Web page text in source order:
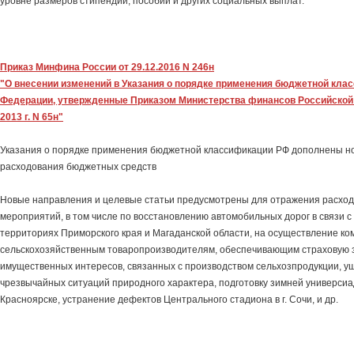
Приказ Минфина России от 29.12.2016 N 246н
"О внесении изменений в Указания о порядке применения бюджетной
Федерации, утвержденные Приказом Министерства финансов
2013 г. N 65н"
Указания о порядке применения бюджетной классификации РФ дополнены
расходования бюджетных средств
Новые направления и целевые статьи предусмотрены для отражения
мероприятий, в том числе по восстановлению автомобильных дорог в связи
территориях Приморского края и Магаданской области, на осуществление
сельскохозяйственным товаропроизводителям, обеспечивающим страховую
имущественных интересов, связанных с производством сельхозпродукции,
чрезвычайных ситуаций природного характера, подготовку зимней
Красноярске, устранение дефектов Центрального стадиона в г. Сочи, и др.